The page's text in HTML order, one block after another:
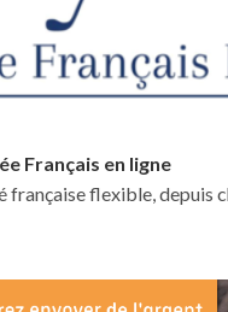
Français en ligne
française flexible, depuis